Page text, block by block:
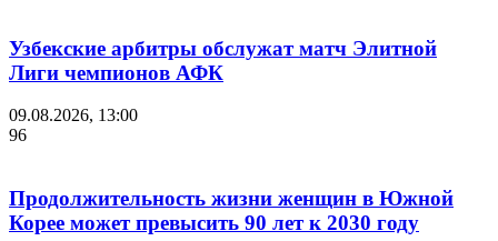
Узбекские арбитры обслужат матч Элитной
Лиги чемпионов АФК
09.08.2026, 13:00
96
Продолжительность жизни женщин в Южной
Корее может превысить 90 лет к 2030 году